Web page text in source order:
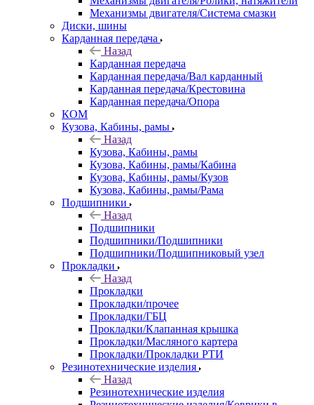
Механизмы двигателя/Система смазки
Диски, шины
Карданная передача
Назад
Карданная передача
Карданная передача/Вал карданный
Карданная передача/Крестовина
Карданная передача/Опора
КОМ
Кузова, Кабины, рамы
Назад
Кузова, Кабины, рамы
Кузова, Кабины, рамы/Кабина
Кузова, Кабины, рамы/Кузов
Кузова, Кабины, рамы/Рама
Подшипники
Назад
Подшипники
Подшипники/Подшипники
Подшипники/Подшипниковый узел
Прокладки
Назад
Прокладки
Прокладки/прочее
Прокладки/ГБЦ
Прокладки/Клапанная крышка
Прокладки/Масляного картера
Прокладки/Прокладки РТИ
Резинотехнические изделия
Назад
Резинотехнические изделия